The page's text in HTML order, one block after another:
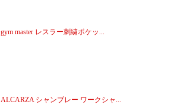
gym master レスラー刺繍ポケッ...
ALCARZA シャンブレー ワークシャ...